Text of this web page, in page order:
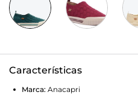
Características
Marca: Anacapri